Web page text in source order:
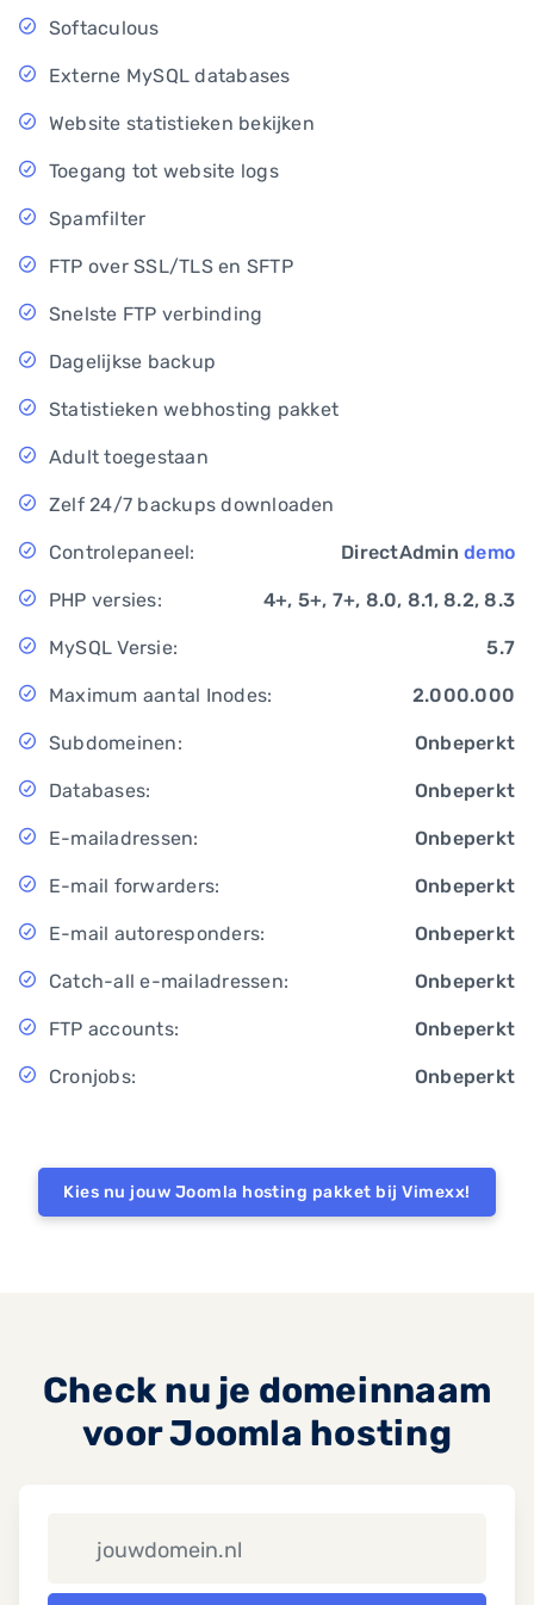
Softaculous
Externe MySQL databases
Website statistieken bekijken
Toegang tot website logs
Spamfilter
FTP over SSL/TLS en SFTP
Snelste FTP verbinding
Dagelijkse backup
Statistieken webhosting pakket
Adult toegestaan
Zelf 24/7 backups downloaden
Controlepaneel: DirectAdmindemo
PHP versies: 4+, 5+, 7+, 8.0, 8.1, 8.2, 8.3
MySQL Versie: 5.7
Maximum aantal Inodes: 2.000.000
Subdomeinen: Onbeperkt
Databases: Onbeperkt
E-mailadressen: Onbeperkt
E-mail forwarders: Onbeperkt
E-mail autoresponders: Onbeperkt
Catch-all e-mailadressen: Onbeperkt
FTP accounts: Onbeperkt
Cronjobs: Onbeperkt
Kies nu jouw Joomla hosting pakket bij Vimexx!
Check nu je domeinnaam
voor Joomla hosting